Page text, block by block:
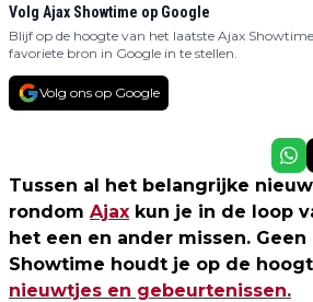
Volg Ajax Showtime op Google
Blijf op de hoogte van het laatste Ajax
favoriete bron in Google in te stellen.
Volg ons op Google
Tussen al het belangrijke
rondom Ajax kun je in de loop
het een en ander missen.
Showtime houdt je op de
nieuwtjes en gebeurtenissen.